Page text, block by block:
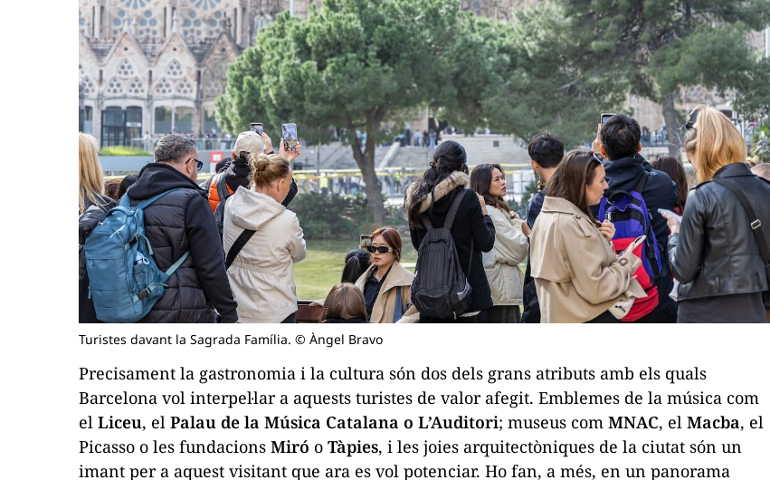
Turistes davant la Sagrada Família. © Àngel Bravo
Precisament la gastronomia i la cultura són dos dels grans atributs amb els quals
Barcelona vol interpel·lar a aquests turistes de valor afegit. Emblemes de la música com
el Liceu, el Palau de la Música Catalana o L’Auditori; museus com MNAC, el Macba, el
Picasso o les fundacions Miró o Tàpies, i les joies arquitectòniques de la ciutat són un
imant per a aquest visitant que ara es vol potenciar. Ho fan, a més, en un panorama